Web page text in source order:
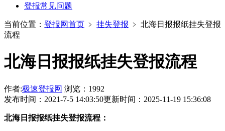
登报常见问题
当前位置： 登报网首页 ﹥ 挂失登报 ﹥ 北海日报报纸挂失登报
流程
北海日报报纸挂失登报流程
作者:极速登报网 浏览：1992
发布时间：2021-7-5 14:03:50更新时间：2025-11-19 15:36:08
北海日报报纸挂失登报流程：